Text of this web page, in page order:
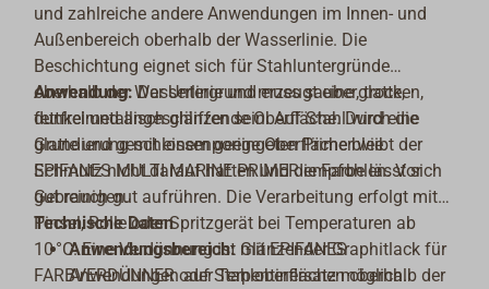
und zahlreiche andere Anwendungen im Innen- und
Außenbereich oberhalb der Wasserlinie. Die
Beschichtung eignet sich für Stahluntergründe
oberhalb der Wasserlinie und erzeugt eine glatte,
dunkelmetallisch glänzende Oberfläche. Durch die
glatte und geschlossenporige Oberfläche bleibt der
Schmutz nicht darauf haften und die Farbe lässt sich
gut reinigen.
Anwendung:Der Untergrund muss sauber, trocken,
fettfrei und angeschliffen sein. Auf Stahl wird eine
Grundierung mit einem geeingeten Primer wie
EPIFANES MULTI MARINE PRIMER empfohlen. Vor
Gebrauch gut aufrühren. Die Verarbeitung erfolgt mit
Pinsel, Rolle oder Spritzgerät bei Temperaturen ab
10 °C. Eine Verdünnung ist mit EPIFANES
FARBVERDÜNNER oder Terpentinersatz möglich.
Technische Daten
Anwendungsbereich: Glänzender Graphitlack für
Anwendungen auf Stahloberflächen oberhalb der